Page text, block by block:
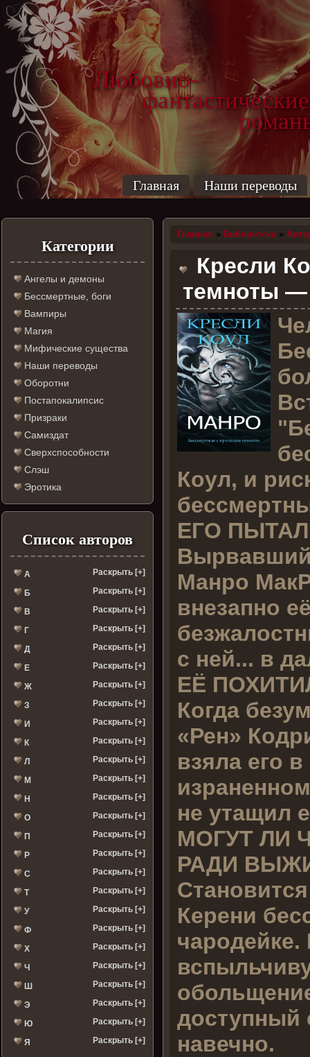
Любовно-
фантастические
Главная Наши переводы
Категории
Ангелы и демоны
Бессмертные, боги
Вампиры
Магия
Мифические существа
Наши переводы
Оборотни
Постапокалипсис
Призраки
Самиздат
Сверхспособности
Слэш
Эротика
Список авторов
А Раскрыть [+]
Б Раскрыть [+]
В Раскрыть [+]
Г Раскрыть [+]
Д Раскрыть [+]
Е Раскрыть [+]
Ж Раскрыть [+]
З Раскрыть [+]
И Раскрыть [+]
К Раскрыть [+]
Л Раскрыть [+]
М Раскрыть [+]
Н Раскрыть [+]
О Раскрыть [+]
П Раскрыть [+]
Р Раскрыть [+]
С Раскрыть [+]
Т Раскрыть [+]
У Раскрыть [+]
Ф Раскрыть [+]
Х Раскрыть [+]
Ч Раскрыть [+]
Ш Раскрыть [+]
Э Раскрыть [+]
Ю Раскрыть [+]
Я Раскрыть [+]
Главная » Библиотека»
Кресли
темноты —
Ч
Коул, и
ЕГО
Манро
внезапно
с ней... в
ЕЁ
Когда
«Рен»
взяла его
не утащил
МОГУТ ЛИ
РАДИ
Керени
доступный
навечно.